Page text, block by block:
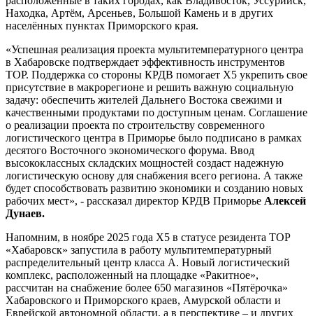
Находка, Артём, Арсеньев, Большой Камень и в других
населённых пунктах Приморского края.
«Успешная реализация проекта мультитемпературного центра
в Хабаровске подтверждает эффективность инструментов
ТОР. Поддержка со стороны КРДВ помогает Х5 укрепить свое
присутствие в макрорегионе и решить важную социальную
задачу: обеспечить жителей Дальнего Востока свежими и
качественными продуктами по доступным ценам. Соглашение
о реализации проекта по строительству современного
логистического центра в Приморье было подписано в рамках
десятого Восточного экономического форума. Ввод
высококлассных складских мощностей создаст надежную
логистическую основу для снабжения всего региона. А также
будет способствовать развитию экономики и созданию новых
рабочих мест», - рассказал директор КРДВ Приморье Алексей
Дунаев.
Напомним, в ноябре 2025 года X5 в статусе резидента ТОР
«Хабаровск» запустила в работу мультитемпературный
распределительный центр класса А. Новый логистический
комплекс, расположенный на площадке «Ракитное»,
рассчитан на снабжение более 650 магазинов «Пятёрочка»
Хабаровского и Приморского краев, Амурской области и
Еврейской автономной области, а в перспективе – и других